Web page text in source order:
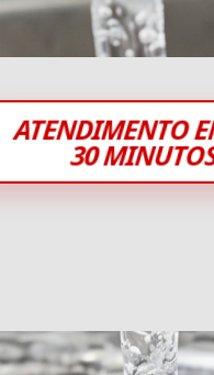
ATENDIMENTO
30